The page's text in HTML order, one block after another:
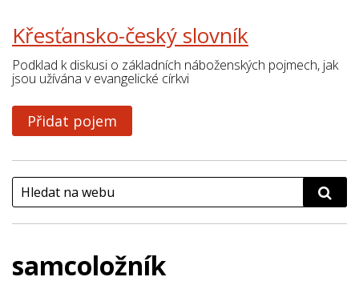
Křesťansko-český slovník
Podklad k diskusi o základních náboženských pojmech, jak
jsou užívána v evangelické církvi
Přidat pojem
samcoložník